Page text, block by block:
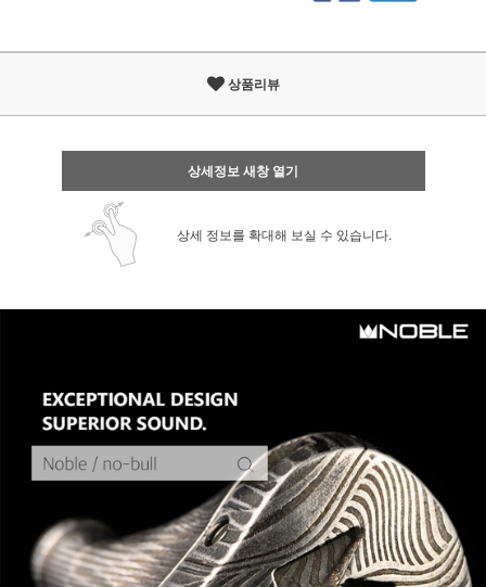
상품리뷰
상세정보 새창 열기
상세 정보를 확대해 보실 수 있습니다.